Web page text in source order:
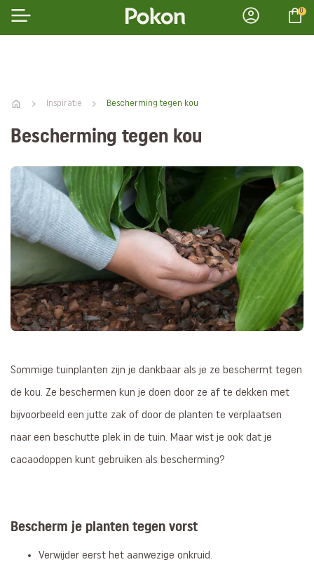
0
Inspiratie Bescherming tegen kou
Bescherming tegen kou
Sommige tuinplanten zijn je dankbaar als je ze beschermt tegen
de kou. Ze beschermen kun je doen door ze af te dekken met
bijvoorbeeld een jutte zak of door de planten te verplaatsen
naar een beschutte plek in de tuin. Maar wist je ook dat je
cacaodoppen kunt gebruiken als bescherming?
Bescherm je planten tegen vorst
Verwijder eerst het aanwezige onkruid.